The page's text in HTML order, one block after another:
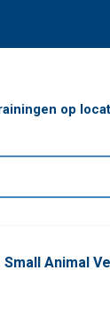
op
Small Animal